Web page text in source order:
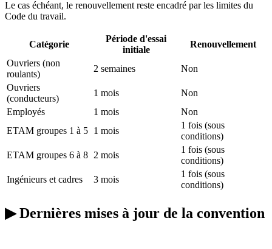
Le cas échéant, le renouvellement reste encadré par les limites du
Code du travail.
Catégorie
Période d'essai
initiale
Renouvellement
Ouvriers (non
roulants)
2 semaines
Non
Ouvriers
(conducteurs)
1 mois
Non
Employés
1 mois
Non
ETAM groupes 1 à 5 1 mois
1 fois (sous
conditions)
ETAM groupes 6 à 8 2 mois
1 fois (sous
conditions)
Ingénieurs et cadres
3 mois
1 fois (sous
conditions)
▶Dernières mises à jour de la convention